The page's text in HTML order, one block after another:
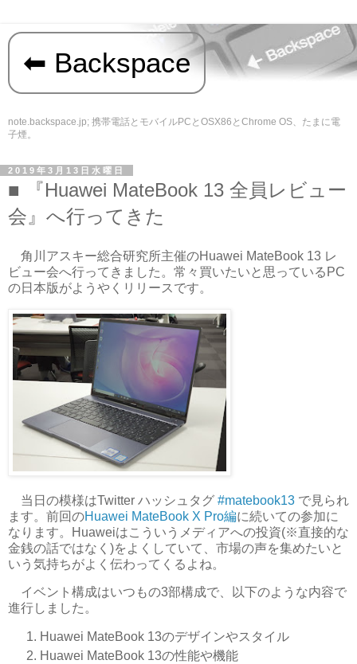
Backspace
note.backspace.jp; 携帯電話とモバイルPCとOSX86とChrome OS、たまに電
子煙。
2019年3月13日水曜日
『Huawei MateBook 13 全員レビュー
会』へ行ってきた
角川アスキー総合研究所主催のHuawei MateBook 13 レ
ビュー会へ行ってきました。常々買いたいと思っているPC
の日本版がようやくリリースです。
当日の模様はTwitter ハッシュタグ #matebook13で見られ
ます。前回のHuawei MateBook X Pro編に続いての参加に
なります。Huaweiはこういうメディアへの投資(※直接的な
金銭の話ではなく)をよくしていて、市場の声を集めたいと
いう気持ちがよく伝わってくるよね。
イベント構成はいつもの3部構成で、以下のような内容で
進行しました。
Huawei MateBook 13のデザインやスタイル
Huawei MateBook 13の性能や機能